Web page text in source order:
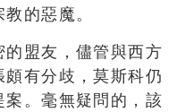
的惡魔。
盟友，儘管與西方
有分歧，莫斯科仍
。毫無疑問的，該